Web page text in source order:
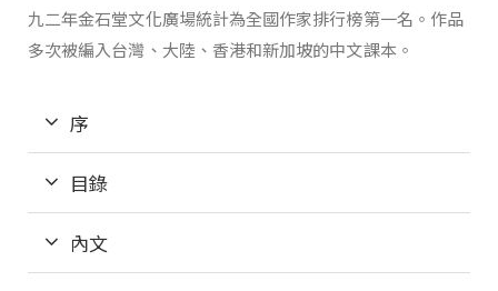
九二年金石堂文化廣場統計為全國作家排行榜第一名。作品
多次被編入台灣、大陸、香港和新加坡的中文課本。
序
目錄
內文